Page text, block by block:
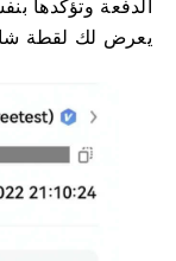
الدفعة وتؤكدها
يعرض لك لقطة